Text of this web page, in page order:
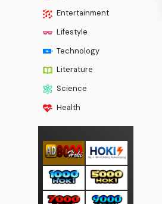
Entertainment
Lifestyle
Technology
Literature
Science
Health